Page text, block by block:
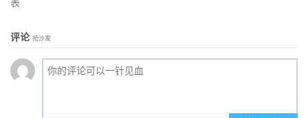
表
评论 抢沙发